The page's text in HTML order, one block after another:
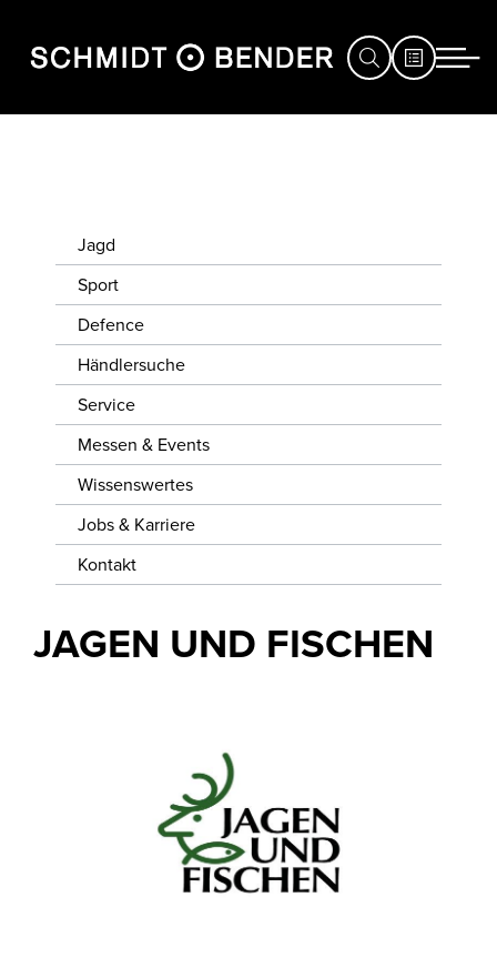
DEFENCE
HÄNDLERSUCHE
SERVICE
MESSEN
EVENTS
WISSENSWERTES
JOBS &
KARRIERE
KONTAKT
Jagd
Sport
Defence
Händlersuche
Service
Messen & Events
Wissenswertes
Jobs & Karriere
Kontakt
JAGEN UND FISCHEN